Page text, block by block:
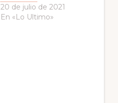
20 de julio de 2021
En «Lo Ultimo»